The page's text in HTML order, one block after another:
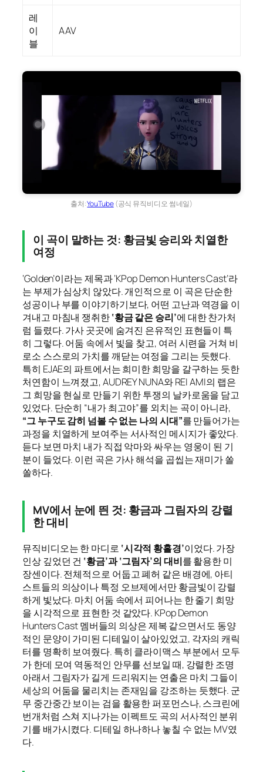
레
이
블
AAV
출처:YouTube(공식 뮤직비디오 썸네일)
이 곡이 말하는 것: 황금빛 승리와 치열한
여정
‘Golden’이라는 제목과 ‘KPop Demon Hunters Cast’라
는 부제가 심상치 않았다. 개인적으로 이 곡은 단순한
성공이나 부를 이야기하기보다, 어떤 고난과 역경을 이
겨내고 마침내 쟁취한‘황금 같은 승리’에 대한 찬가처
럼 들렸다. 가사 곳곳에 숨겨진 은유적인 표현들이 특
히 그렇다. 어둠 속에서 빛을 찾고, 여러 시련을 거쳐 비
로소 스스로의 가치를 깨닫는 여정을 그리는 듯했다.
특히 EJAE의 파트에서는 희미한 희망을 갈구하는 듯한
처연함이 느껴졌고, AUDREY NUNA와 REI AMI의 랩은
그 희망을 현실로 만들기 위한 투쟁의 날카로움을 담고
있었다. 단순히 “내가 최고야”를 외치는 곡이 아니라,
“그 누구도 감히 넘볼 수 없는 나의 시대”를 만들어가는
과정을 치열하게 보여주는 서사적인 메시지가 좋았다.
듣다 보면 마치 내가 직접 악마와 싸우는 영웅이 된 기
분이 들었다. 이런 곡은 가사 해석을 곱씹는 재미가 쏠
쏠하다.
MV에서 눈에 띈 것: 황금과 그림자의 강렬
한 대비
뮤직비디오는 한 마디로 ‘시각적 황홀경’이었다. 가장
인상 깊었던 건 ‘황금’과 ‘그림자’의 대비를 활용한 미
장센이다. 전체적으로 어둡고 폐허 같은 배경에, 아티
스트들의 의상이나 특정 오브제에서만 황금빛이 강렬
하게 빛났다. 마치 어둠 속에서 피어나는 한 줄기 희망
을 시각적으로 표현한 것 같았다. KPop Demon
Hunters Cast 멤버들의 의상은 제복 같으면서도 동양
적인 문양이 가미된 디테일이 살아있었고, 각자의 캐릭
터를 명확히 보여줬다. 특히 클라이맥스 부분에서 모두
가 한데 모여 역동적인 안무를 선보일 때, 강렬한 조명
아래서 그림자가 길게 드리워지는 연출은 마치 그들이
세상의 어둠을 물리치는 존재임을 강조하는 듯했다. 군
무 중간중간 보이는 검을 활용한 퍼포먼스나, 스크린에
번개처럼 스쳐 지나가는 이펙트도 곡의 서사적인 분위
기를 배가시켰다. 디테일 하나하나 놓칠 수 없는 MV였
다.